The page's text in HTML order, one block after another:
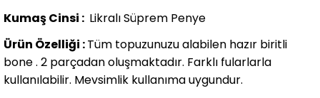
Kumaş Cinsi : Likralı Süprem Penye
Ürün Özelliği :Tüm topuzunuzu alabilen hazır biritli
bone . 2 parçadan oluşmaktadır. Farklı fularlarla
kullanılabilir. Mevsimlik kullanıma uygundur.